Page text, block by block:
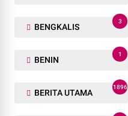
BENGKALIS
3
BENIN
1
BERITA UTAMA
1896